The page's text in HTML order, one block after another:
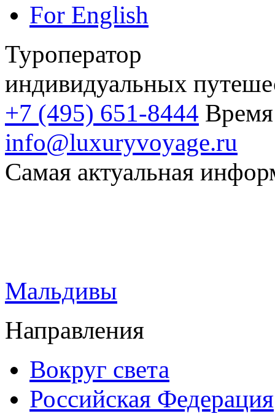
For English
Туроператор
индивидуальных
+7 (495) 651-8444
info@luxuryvoyage.ru
Самая актуальная
Мальдивы
Направления
Вокруг света
Российская Федерация